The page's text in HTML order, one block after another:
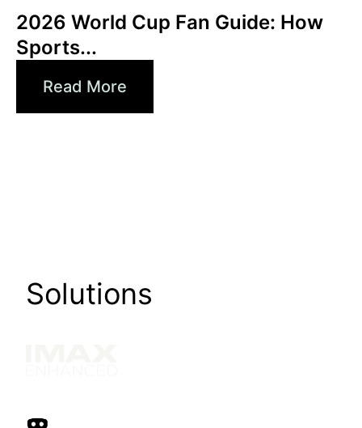
2026 World Cup Fan Guide: How
Sports...
Read More
Solutions